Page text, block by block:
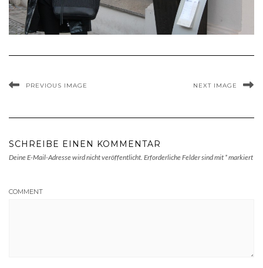
PREVIOUS IMAGE NEXT IMAGE
SCHREIBE EINEN KOMMENTAR
Deine E-Mail-Adresse wird nicht veröffentlicht. Erforderliche Felder sind mit *markiert
COMMENT